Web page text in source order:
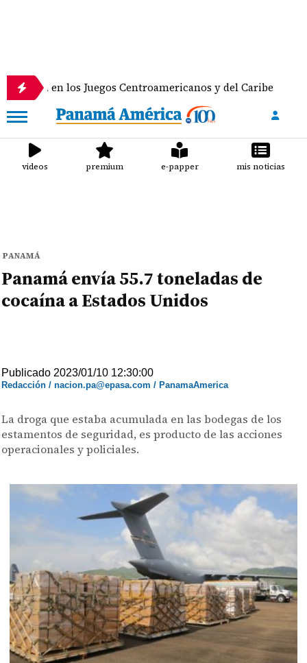
los Juegos Centroamericanos y del Caribe
videos premium e-papper mis noticias
PANAMÁ
Panamá envía 55.7 toneladas de
cocaína a Estados Unidos
Publicado 2023/01/10 12:30:00
Redacción / nacion.pa@epasa.com / PanamaAmerica
La droga que estaba acumulada en las bodegas de los
estamentos de seguridad, es producto de las acciones
operacionales y policiales.